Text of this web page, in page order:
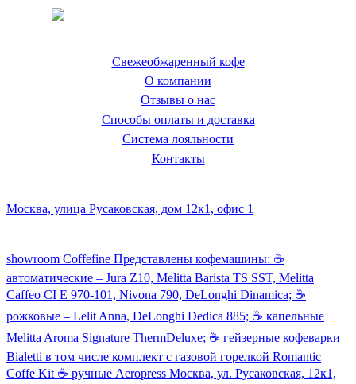
Свежеобжаренный кофе
О компании
Отзывы о нас
Способы оплаты и доставка
Система лояльности
Контакты
Москва, улица Русаковская, дом 12к1, офис 1
showroom Coffefine Представлены кофемашины: ☕️
автоматические – Jura Z10, Melitta Barista TS SST, Melitta
Caffeo CI Е 970-101, Nivona 790, DeLonghi Dinamica; ☕️
рожковые – Lelit Anna, DeLonghi Dedica 885; ☕️ капельные
Melitta Aroma Signature ThermDeluxe; ☕️ гейзерные кофеварки
Bialetti в том числе комплект с газовой горелкой Romantic
Coffe Kit ☕️ ручные Aeropress Москва, ул. Русаковская, 12к1,